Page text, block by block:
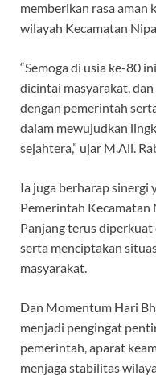
memberikan rasa aman
wilayah Kecamatan
“Semoga di usia ke-80
dicintai masyarakat,
dengan pemerintah
dalam mewujudkan
sejahtera,” ujar M.Ali.
Ia juga berharap sinergi
Pemerintah Kecamatan
Panjang terus
serta menciptakan
masyarakat.
Dan Momentum Hari
menjadi pengingat
pemerintah, aparat
menjaga stabilitas